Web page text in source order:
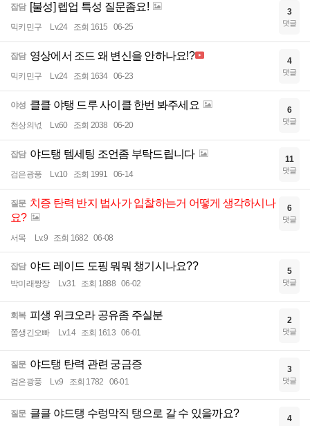
잡담 [불성] 렙업 특성 질문좀요!
믹키민구 Lv.24 조회 1615 06-25
3
댓글
잡담 영상에서 조드 왜 변신을 안하나요!?
믹키민구 Lv.24 조회 1634 06-23
4
댓글
야성 클클 야탱 드루 사이클 한번 봐주세요
천상의넋 Lv.60 조회 2038 06-20
6
댓글
잡담 야드탱 템세팅 조언좀 부탁드립니다
검은광풍 Lv.10 조회 1991 06-14
11
댓글
질문 치증 탄력 반지 법사가 입찰하는거 어떻게 생각하시나
요?
서목 Lv.9 조회 1682 06-08
6
댓글
잡담 야드 레이드 도핑 뭐뭐 챙기시나요??
박미래짱장 Lv.31 조회 1888 06-02
5
댓글
회복 피생 위크오라 공유좀 주실분
쫌생긴오빠 Lv.14 조회 1613 06-01
2
댓글
질문 야드탱 탄력 관련 궁금증
검은광풍 Lv.9 조회 1782 06-01
3
댓글
질문 클클 야드탱 수렁막직 탱으로 갈 수 있을까요? 4